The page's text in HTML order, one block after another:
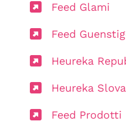
Feed Glami
Feed
Heureka
Heureka
Feed Prodotti